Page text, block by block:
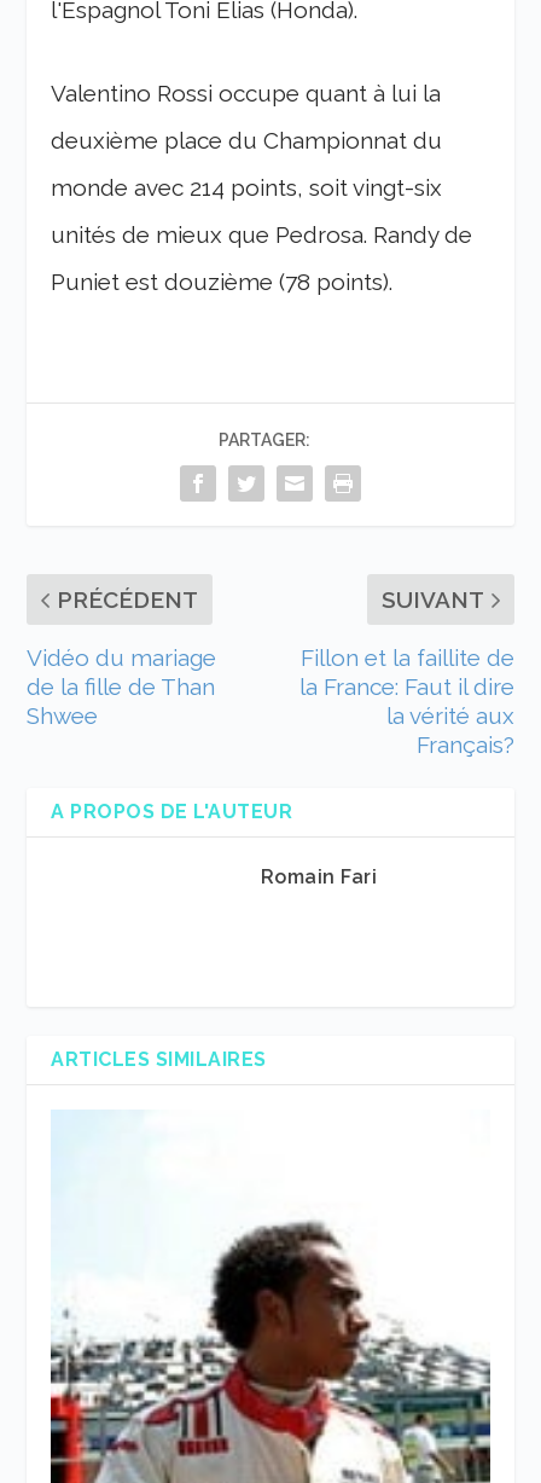
l'Espagnol Toni Elias (Honda).
Valentino Rossi occupe quant à lui la
deuxième place du Championnat du
monde avec 214 points, soit vingt-six
unités de mieux que Pedrosa. Randy de
Puniet est douzième (78 points).
PARTAGER:
PRÉCÉDENT
Vidéo du mariage
de la fille de Than
Shwee
SUIVANT
Fillon et la faillite de
la France: Faut il dire
la vérité aux
Français?
A PROPOS DE L'AUTEUR
Romain Fari
ARTICLES SIMILAIRES